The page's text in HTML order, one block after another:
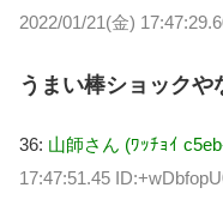
2022/01/21(金)
うまい棒ショックや
36: 山師さん (ﾜｯﾁｮｲ
17:47:51.45